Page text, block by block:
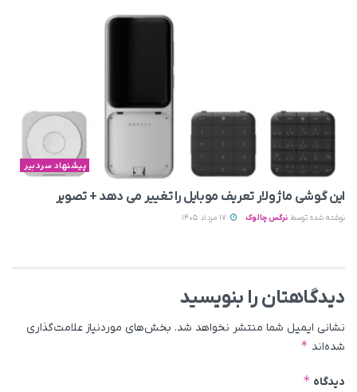
پیشنهاد سردبیر
این گوشی ماژولار تعریف موبایل را تغییر می‌ دهد + تصویر
نوشته شده توسط نرگس چالوک
دیدگاهتان را بنویسید
نشانی ایمیل شما منتشر نخواهد شد. بخش‌های موردنیاز علامت‌گذاری
شده‌اند *
دیدگاه *